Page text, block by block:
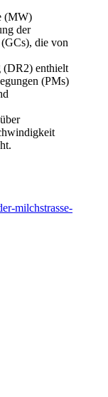
(MW)
der
die von
(DR2) enthielt
(PMs)
milchstrasse-